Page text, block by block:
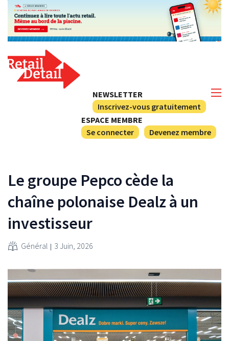
NEWSLETTER
Inscrivez-vous gratuitement
ESPACE MEMBRE
Se connecter
Devenez membre
Le groupe Pepco cède la
chaîne polonaise Dealz à un
investisseur
Général 3 Juin, 2026